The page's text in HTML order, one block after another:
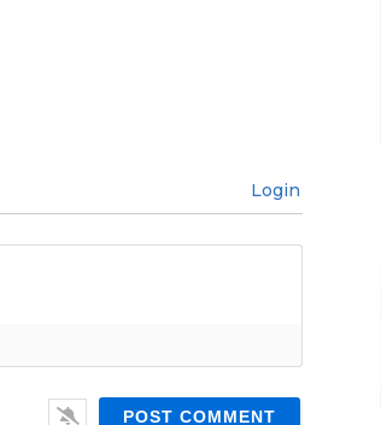
Login